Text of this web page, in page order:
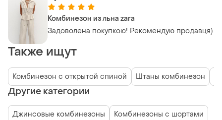
Комбинезон из льна zara
Задоволена покупкою! Рекомендую продавця)
Также ищут
Комбинезон с открытой спиной Штаны комбинезон
Другие категории
Джинсовые комбинезоны Комбинезоны с шортами